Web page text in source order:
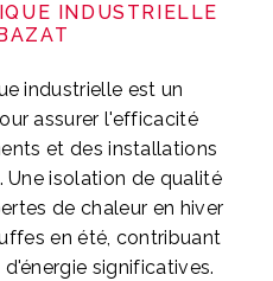
INDUSTRIELLE
industrielle est un
assurer l'efficacité
et des installations
Une isolation de qualité
de chaleur en hiver
en été, contribuant
significatives.